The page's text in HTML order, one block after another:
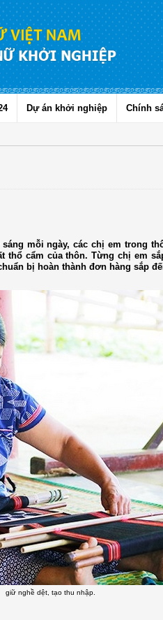
Dự án khởi nghiệp Chính
mỗi ngày, các chị em trong
thổ cẩm của thôn. Từng chị em
bị hoàn thành đơn hàng sắp
giữ nghề dệt, tạo thu nhập.